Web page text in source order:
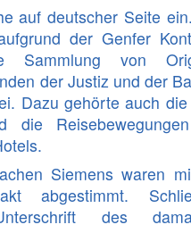
auf deutscher Seite
der Genfer
Sammlung von
der Justiz und der
Dazu gehörte auch
die
Siemens waren
abgestimmt.
des